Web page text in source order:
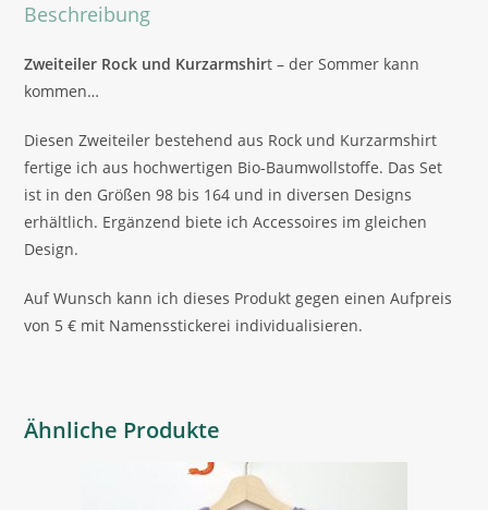
Beschreibung
Zweiteiler Rock und Kurzarmshirt – der Sommer kann
kommen…
Diesen Zweiteiler bestehend aus Rock und Kurzarmshirt
fertige ich aus hochwertigen Bio-Baumwollstoffe. Das Set
ist in den Größen 98 bis 164 und in diversen Designs
erhältlich. Ergänzend biete ich Accessoires im gleichen
Design.
Auf Wunsch kann ich dieses Produkt gegen einen Aufpreis
von 5 € mit Namensstickerei individualisieren.
Ähnliche Produkte